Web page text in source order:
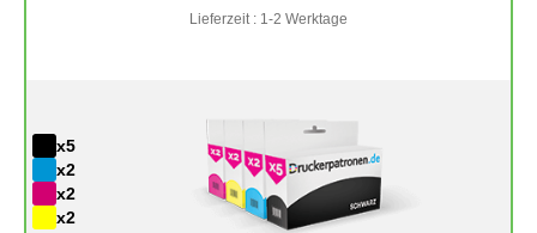
Lieferzeit : 1-2 Werktage
x5
x2
x2
x2